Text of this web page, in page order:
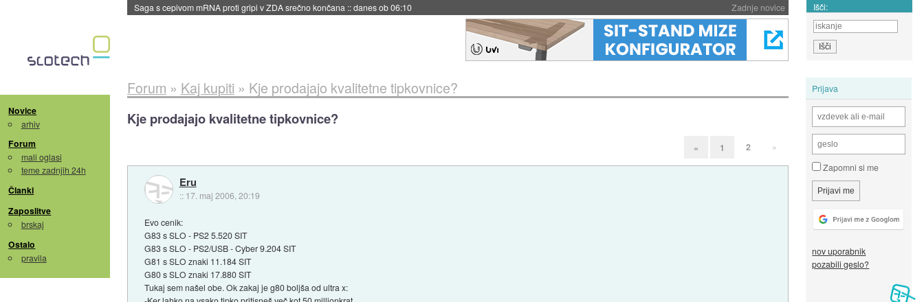
Zadnje novice
Saga s cepivom mRNA proti gripi v ZDA srečno končana ::danes ob 06:10 Išči:
Novice
arhiv
Forum
mali oglasi
teme zadnjih 24h
Članki
Zaposlitve
brskaj
Ostalo
pravila
Prijava
Zapomni si me
nov uporabnik
pozabili geslo?
Forum » Kaj kupiti » Kje prodajajo kvalitetne tipkovnice?
Kje prodajajo kvalitetne tipkovnice?
« 1 2 »
Eru
:: 17. maj 2006, 20:19
Evo cenik:
G83 s SLO - PS2 5.520 SIT
G83 s SLO - PS2/USB - Cyber 9.204 SIT
G81 s SLO znaki 11.184 SIT
G80 s SLO znaki 17.880 SIT
Tukaj sem našel obe. Ok zakaj je g80 boljša od ultra x: